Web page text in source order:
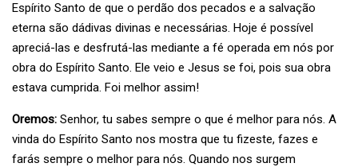
Espírito Santo de que o perdão dos pecados e a salvação
eterna são dádivas divinas e necessárias. Hoje é possível
apreciá-las e desfrutá-las mediante a fé operada em nós por
obra do Espírito Santo. Ele veio e Jesus se foi, pois sua obra
estava cumprida. Foi melhor assim!
Oremos: Senhor, tu sabes sempre o que é melhor para nós. A
vinda do Espírito Santo nos mostra que tu fizeste, fazes e
farás sempre o melhor para nós. Quando nos surgem